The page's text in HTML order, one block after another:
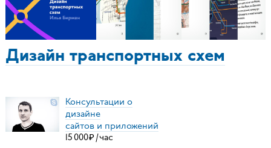
Дизайн транспортных схем
Консультации о
дизайне
сайтов и приложений
15000₽ /час